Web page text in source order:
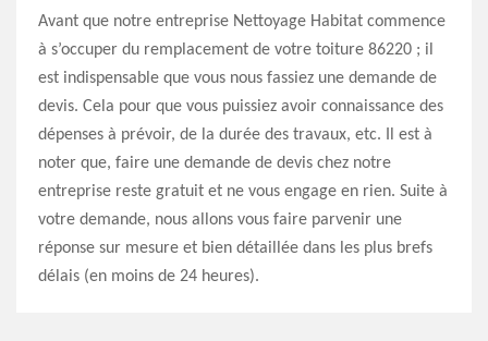
Avant que notre entreprise Nettoyage Habitat commence
à s’occuper du remplacement de votre toiture 86220 ; il
est indispensable que vous nous fassiez une demande de
devis. Cela pour que vous puissiez avoir connaissance des
dépenses à prévoir, de la durée des travaux, etc. Il est à
noter que, faire une demande de devis chez notre
entreprise reste gratuit et ne vous engage en rien. Suite à
votre demande, nous allons vous faire parvenir une
réponse sur mesure et bien détaillée dans les plus brefs
délais (en moins de 24 heures).